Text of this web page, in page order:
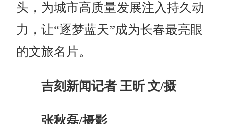
头，为城市高质量发展注入持久动
力，让“逐梦蓝天”成为长春最亮眼
的文旅名片。
吉刻新闻记者 王昕 文/摄
张秋磊/摄影